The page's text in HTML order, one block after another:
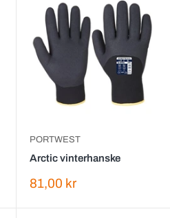
PORTWEST
Arctic vinterhanske
Salgspris
81,00 kr